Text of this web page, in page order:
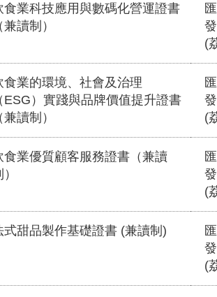
食業科技應用與數碼化營運證書
兼讀制）
(
食業的環境、社會及治理
ESG）實踐與品牌價值提升證書
兼讀制）
(
食業優質顧客服務證書（兼讀
(
式甜品製作基礎證書 (兼讀制)
(